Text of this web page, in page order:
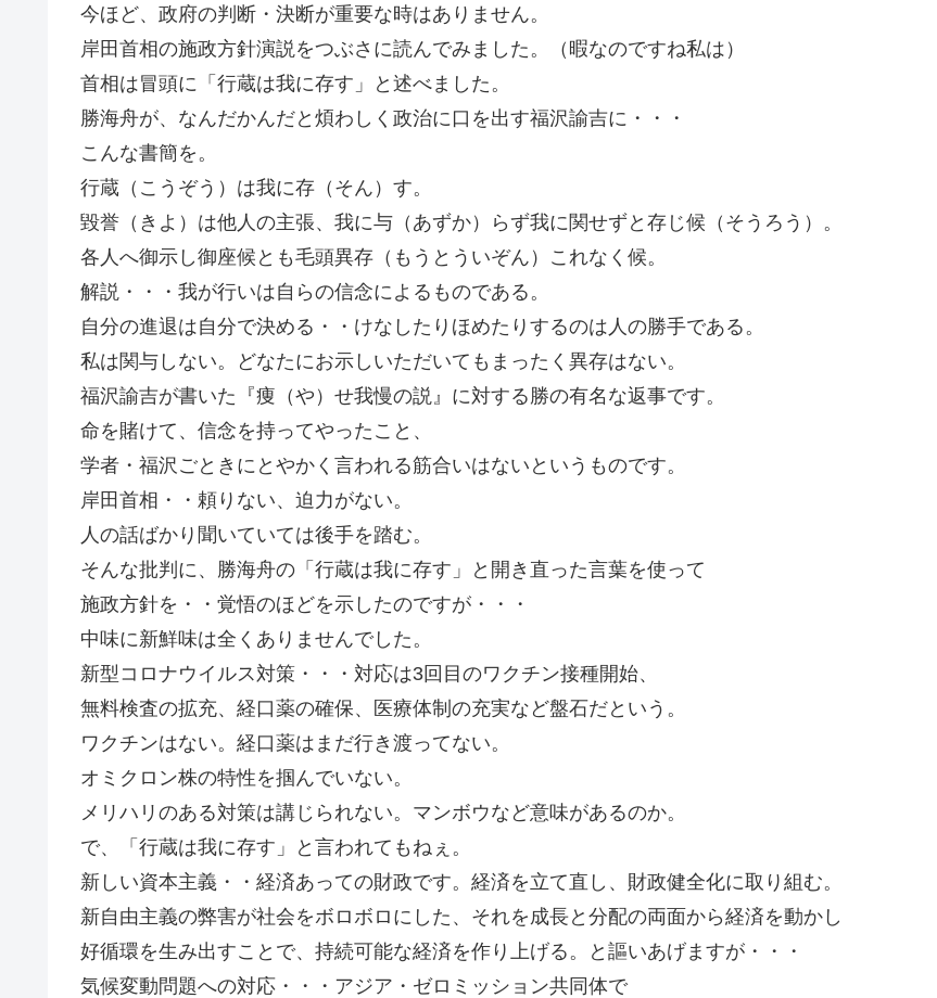
今ほど、政府の判断・決断が重要な時はありません。
岸田首相の施政方針演説をつぶさに読んでみました。（暇なのですね私は）
首相は冒頭に「行蔵は我に存す」と述べました。
勝海舟が、なんだかんだと煩わしく政治に口を出す福沢諭吉に・・・
こんな書簡を。
行蔵（こうぞう）は我に存（そん）す。
毀誉（きよ）は他人の主張、我に与（あずか）らず我に関せずと存じ候（そうろう）。
各人へ御示し御座候とも毛頭異存（もうとういぞん）これなく候。
解説・・・我が行いは自らの信念によるものである。
自分の進退は自分で決める・・けなしたりほめたりするのは人の勝手である。
私は関与しない。どなたにお示しいただいてもまったく異存はない。
福沢諭吉が書いた『痩（や）せ我慢の説』に対する勝の有名な返事です。
命を賭けて、信念を持ってやったこと、
学者・福沢ごときにとやかく言われる筋合いはないというものです。
岸田首相・・頼りない、迫力がない。
人の話ばかり聞いていては後手を踏む。
そんな批判に、勝海舟の「行蔵は我に存す」と開き直った言葉を使って
施政方針を・・覚悟のほどを示したのですが・・・
中味に新鮮味は全くありませんでした。
新型コロナウイルス対策・・・対応は3回目のワクチン接種開始、
無料検査の拡充、経口薬の確保、医療体制の充実など盤石だという。
ワクチンはない。経口薬はまだ行き渡ってない。
オミクロン株の特性を掴んでいない。
メリハリのある対策は講じられない。マンボウなど意味があるのか。
で、「行蔵は我に存す」と言われてもねぇ。
新しい資本主義・・経済あっての財政です。経済を立て直し、財政健全化に取り組む。
新自由主義の弊害が社会をボロボロにした、それを成長と分配の両面から経済を動かし
好循環を生み出すことで、持続可能な経済を作り上げる。と謳いあげますが・・・
気候変動問題への対応・・・アジア・ゼロミッション共同体で